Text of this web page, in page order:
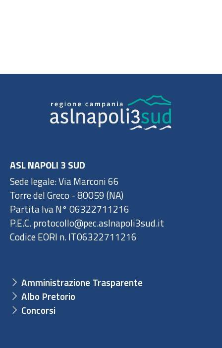
ASL NAPOLI 3 SUD
Sede legale: Via Marconi 66
Torre del Greco - 80059 (NA)
Partita Iva N° 06322711216
P.E.C. protocollo@pec.aslnapoli3sud.it
Codice EORI n. IT06322711216
Amministrazione Trasparente
Albo Pretorio
Concorsi